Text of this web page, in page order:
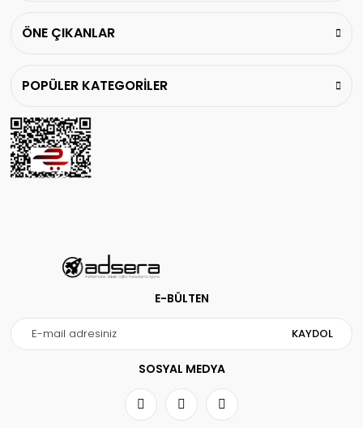
ÖNE ÇIKANLAR
POPÜLER KATEGORİLER
E-BÜLTEN
KAYDOL
SOSYAL MEDYA